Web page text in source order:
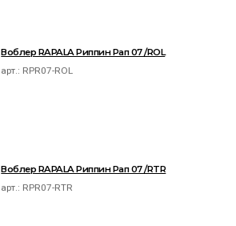
Воблер RAPALA Риппин Рап 07 /ROL
арт.: RPR07-ROL
Воблер RAPALA Риппин Рап 07 /RTR
арт.: RPR07-RTR